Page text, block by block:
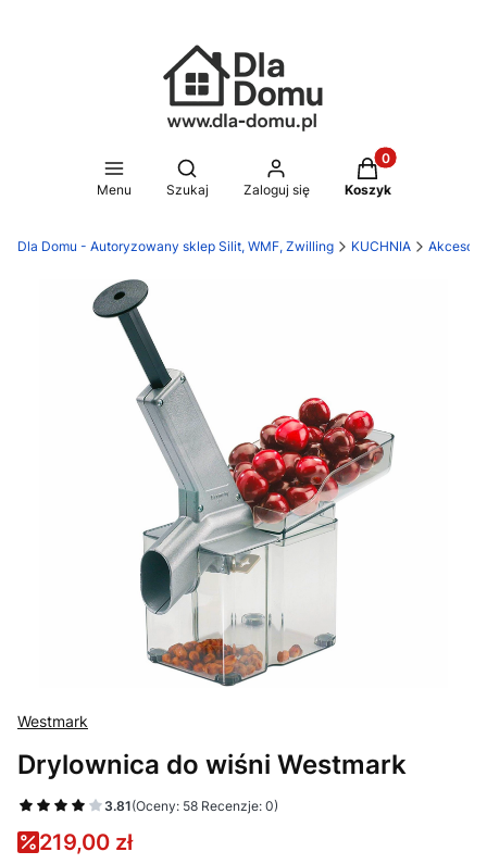
Menu
Otwórz wyszukiwarkę
Szukaj Zaloguj się
Produkty w
Koszyk
Dla Domu - Autoryzowany sklep Silit, WMF, Zwilling KUCHNIA
Westmark
Drylownica do wiśni Westmark
3.81(Oceny: 58 Recenzje: 0)
219,00 zł